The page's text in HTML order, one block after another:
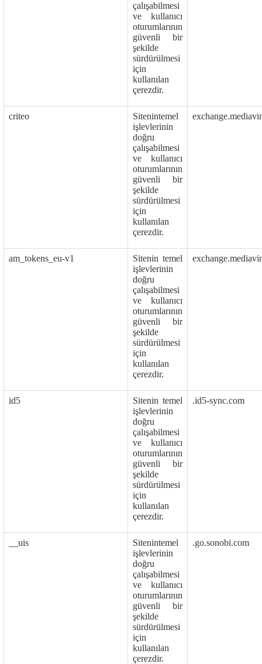
çalışabilmesi
ve kullanıcı
oturumlarının
güvenli bir
şekilde
sürdürülmesi
için
kullanılan
çerezdir.
criteo
Sitenintemel
işlevlerinin
doğru
çalışabilmesi
ve kullanıcı
oturumlarının
güvenli bir
şekilde
sürdürülmesi
için
kullanılan
çerezdir.
am_tokens_eu-v1
Sitenin temel
işlevlerinin
doğru
çalışabilmesi
ve kullanıcı
oturumlarının
güvenli bir
şekilde
sürdürülmesi
için
kullanılan
çerezdir.
id5
Sitenin temel
işlevlerinin
doğru
çalışabilmesi
ve kullanıcı
oturumlarının
güvenli bir
şekilde
sürdürülmesi
için
kullanılan
çerezdir.
.id5-sync.com
__uis
Sitenintemel
işlevlerinin
doğru
çalışabilmesi
ve kullanıcı
oturumlarının
güvenli bir
şekilde
sürdürülmesi
için
kullanılan
çerezdir.
.go.sonobi.com